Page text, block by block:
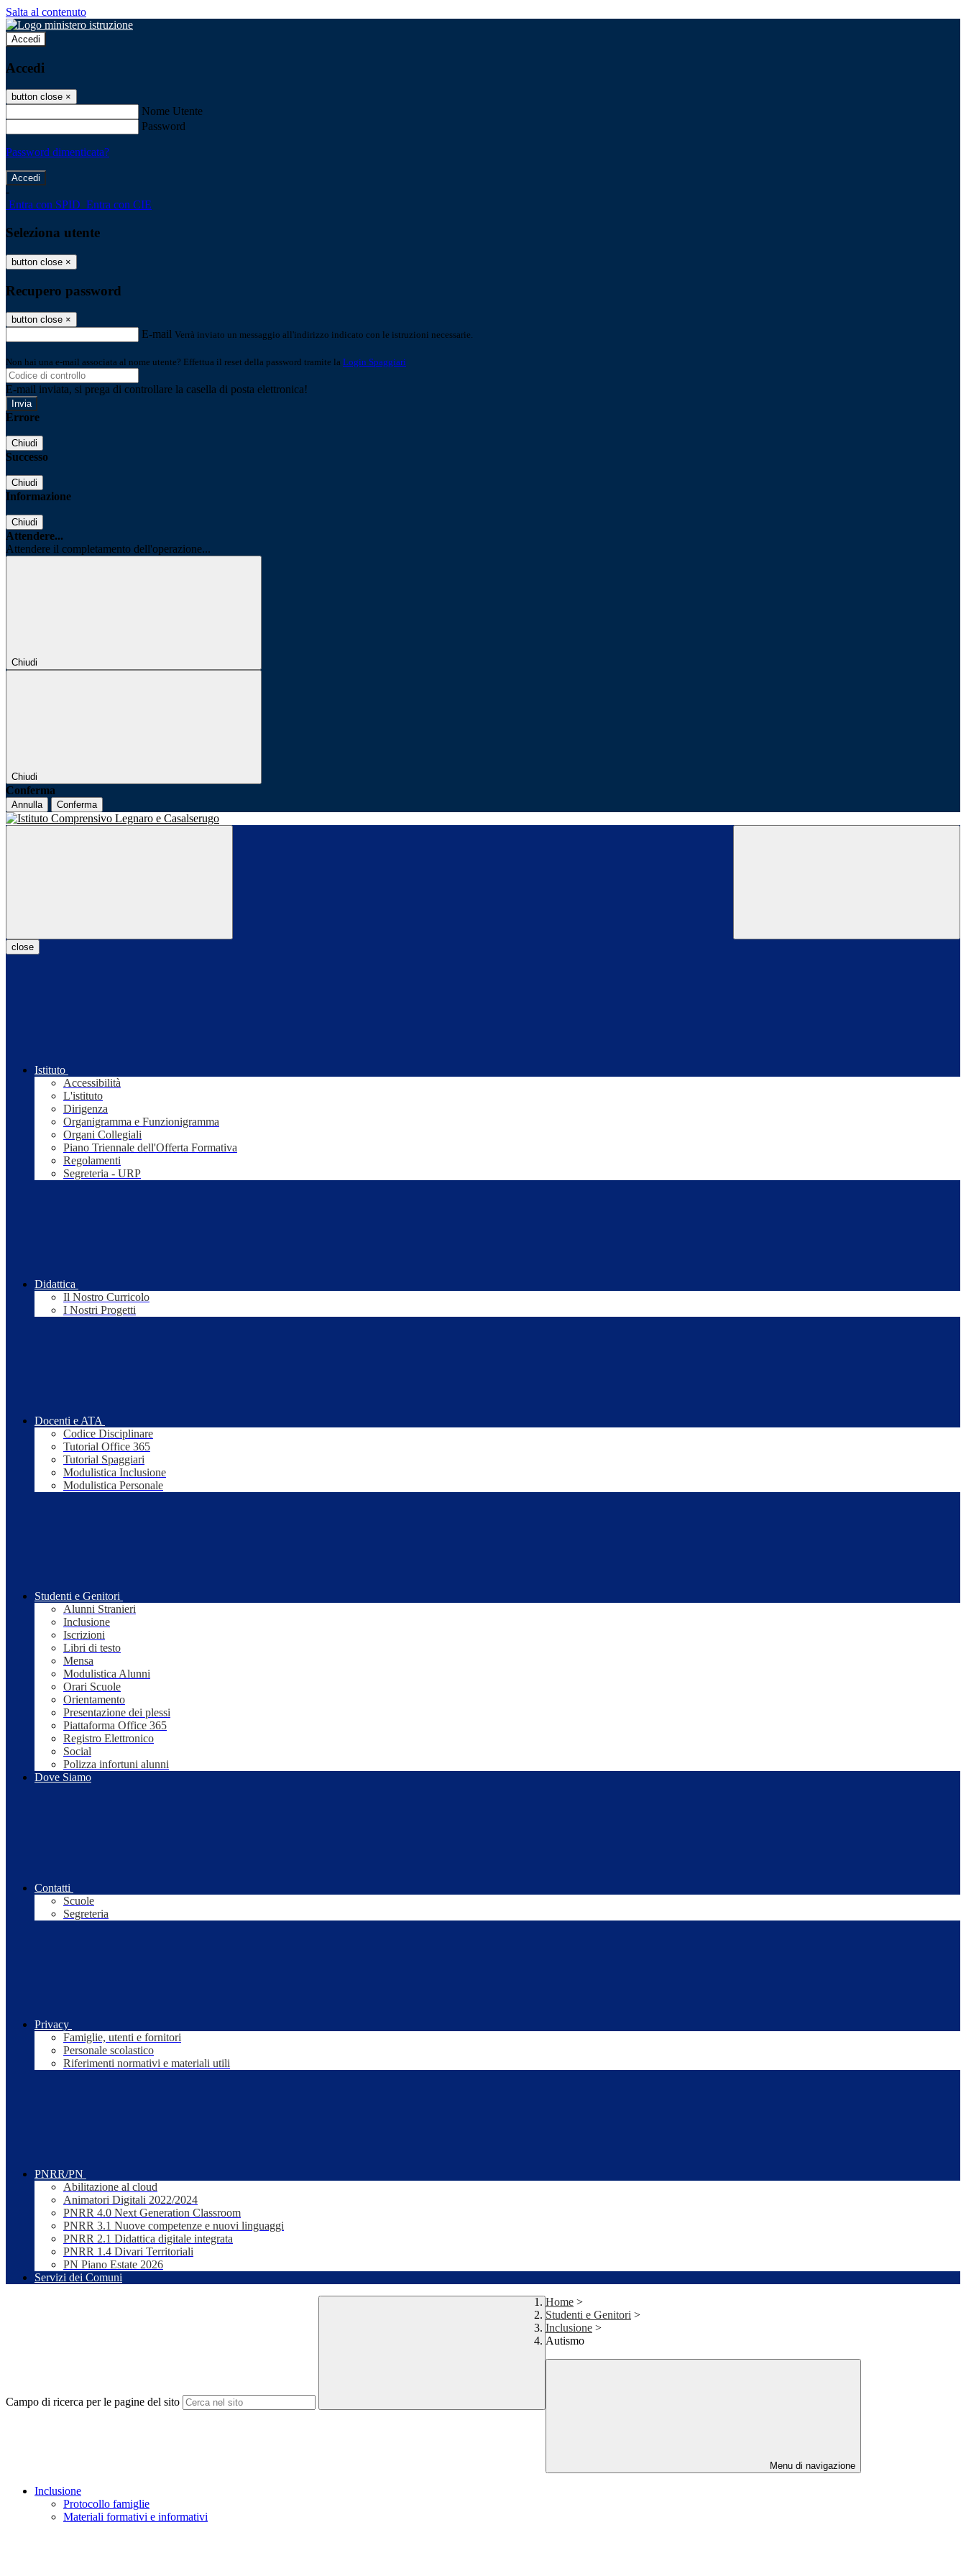
Salta al contenuto
Accedi
Accedi
button close ×
Nome Utente
Password
Password dimenticata?
-
Entra con SPID Entra con CIE
Seleziona utente
button close ×
Recupero password
button close ×
E-mail Verrà inviato un messaggio all'indirizzo indicato con le istruzioni necessarie.
Non hai una e-mail associata al nome utente? Effettua il reset della password tramite la Login Spaggiari
E-mail inviata, si prega di controllare la casella di posta elettronica!
Errore
Chiudi
Successo
Chiudi
Informazione
Chiudi
Attendere...
Attendere il completamento dell'operazione...
Chiudi
Chiudi
Conferma
Annulla Conferma
close
Istituto
Accessibilità
L'istituto
Dirigenza
Organigramma e Funzionigramma
Organi Collegiali
Piano Triennale dell'Offerta Formativa
Regolamenti
Segreteria - URP
Didattica
Il Nostro Curricolo
I Nostri Progetti
Docenti e ATA
Codice Disciplinare
Tutorial Office 365
Tutorial Spaggiari
Modulistica Inclusione
Modulistica Personale
Studenti e Genitori
Alunni Stranieri
Inclusione
Iscrizioni
Libri di testo
Mensa
Modulistica Alunni
Orari Scuole
Orientamento
Presentazione dei plessi
Piattaforma Office 365
Registro Elettronico
Social
Polizza infortuni alunni
Dove Siamo
Contatti
Scuole
Segreteria
Privacy
Famiglie, utenti e fornitori
Personale scolastico
Riferimenti normativi e materiali utili
PNRR/PN
Abilitazione al cloud
Animatori Digitali 2022/2024
PNRR 4.0 Next Generation Classroom
PNRR 3.1 Nuove competenze e nuovi linguaggi
PNRR 2.1 Didattica digitale integrata
PNRR 1.4 Divari Territoriali
PN Piano Estate 2026
Servizi dei Comuni
Campo di ricerca per le pagine del sito
Home >
Studenti e Genitori >
Inclusione >
Autismo
Menu di navigazione
Inclusione
Protocollo famiglie
Materiali formativi e informativi